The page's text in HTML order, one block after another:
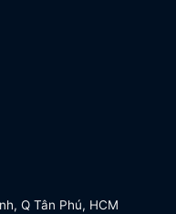
Q Tân Phú, HCM